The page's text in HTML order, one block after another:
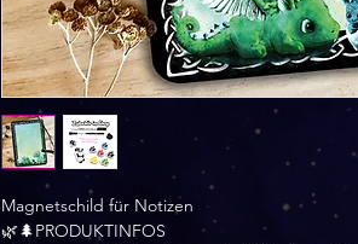
Magnetschild für Notizen
🌿🌲PRODUKTINFOS